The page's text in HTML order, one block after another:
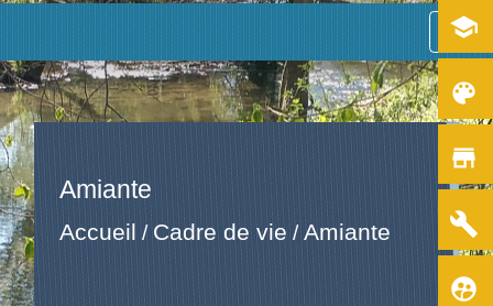
menu
Amiante
Accueil /Cadre de vie /Amiante
school
color_lens
store
build
supervised_user_circle